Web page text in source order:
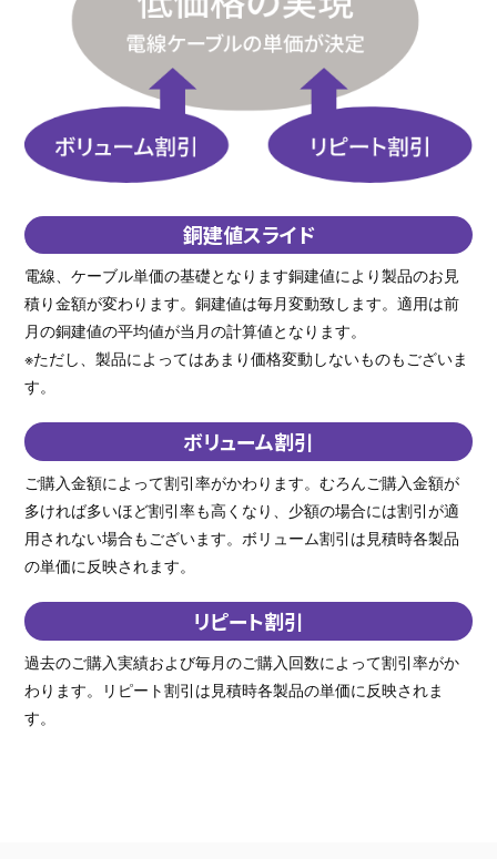
銅建値スライド
電線、ケーブル単価の基礎となります銅建値により製品のお見
積り金額が変わります。銅建値は毎月変動致します。適用は前
月の銅建値の平均値が当月の計算値となります。
※ただし、製品によってはあまり価格変動しないものもございま
す。
ボリューム割引
ご購入金額によって割引率がかわります。むろんご購入金額が
多ければ多いほど割引率も高くなり、少額の場合には割引が適
用されない場合もございます。ボリューム割引は見積時各製品
の単価に反映されます。
リピート割引
過去のご購入実績および毎月のご購入回数によって割引率がか
わります。リピート割引は見積時各製品の単価に反映されま
す。